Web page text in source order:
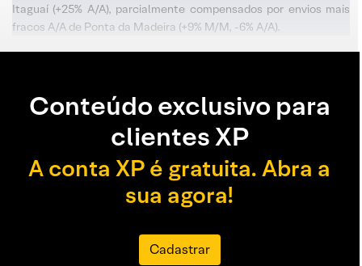
Itaguaí (+25% A/A), parcialmente compensados por envios mais
fracos A/A de Ponta da Madeira (+9% M/M, -6% A/A).
Conteúdo exclusivo para
clientes XP
A conta XP é gratuita. Abra a
sua agora!
Cadastrar